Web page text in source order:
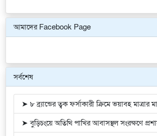
আমাদের Facebook Page
সর্বশেষ
➤ ৮ ব্র্যান্ডের ত্বক ফর্সাকারী ক্রিমে ভয়াবহ মাত্রার
➤ বুড়িচংয়ে অতিথি পাখির আবাসস্থল সংরক্ষণে